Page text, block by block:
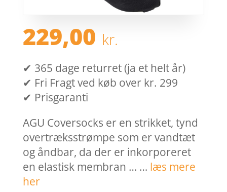
229,00 kr.
✔ 365 dage returret (ja et helt år)
✔ Fri Fragt ved køb over kr. 299
✔ Prisgaranti
AGU Coversocks er en strikket, tynd
overtræksstrømpe som er vandtæt
og åndbar, da der er inkorporeret
en elastisk membran … … læs mere
her